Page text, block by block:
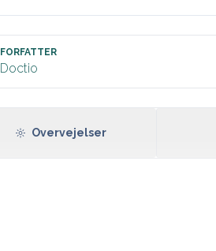
FORFATTER
Doctio
Overvejelser